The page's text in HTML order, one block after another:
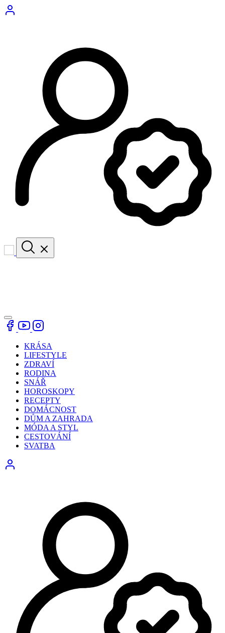
KRÁSA
LIFESTYLE
ZDRAVÍ
RODINA
SNÁŘ
HOROSKOPY
RECEPTY
DOMÁCNOST
DŮM A ZAHRADA
MÓDA A STYL
CESTOVÁNÍ
SVATBA